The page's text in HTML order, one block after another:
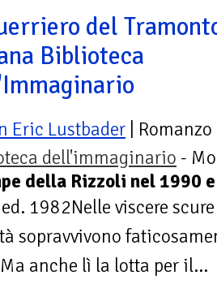
del
Biblioteca
Eric Lustbader | Romanzo
dell'immaginario -
della Rizzoli nel 1990
1982Nelle viscere
sopravvivono
anche lì la lotta per il...